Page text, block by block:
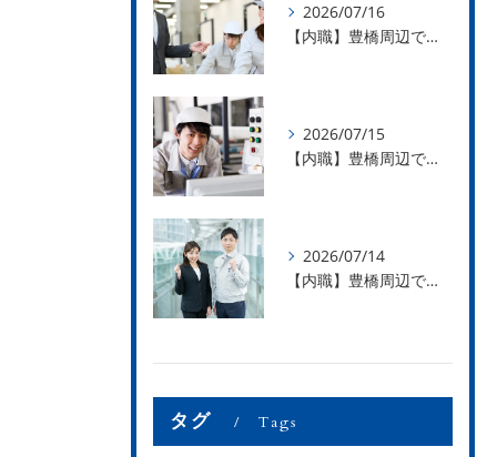
2026/07/16
【内職】豊橋周辺で内職のお仕事を探している方募集中！【お仕事の内容】
2026/07/15
【内職】豊橋周辺で内職のお仕事を探している方募集中！【急な学級閉鎖も安心】
2026/07/14
【内職】豊橋周辺で内職のお仕事を探している方募集中！【内職さまのお声②】
タグ Tags